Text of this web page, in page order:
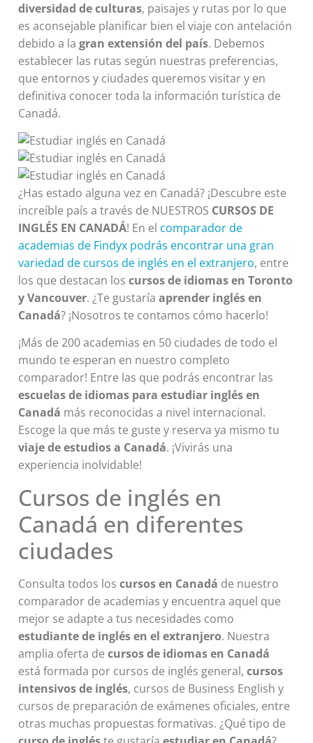
diversidad de culturas, paisajes y rutas por lo que
es aconsejable planificar bien el viaje con antelación
debido a lagran extensión del país. Debemos
establecer las rutas según nuestras preferencias,
que entornos y ciudades queremos visitar y en
definitiva conocer toda la información turística de
Canadá.
¿Has estado alguna vez en Canadá? ¡Descubre este
increíble país a través de NUESTROS CURSOS DE
INGLÉS EN CANADÁ! En el comparador de
academias de Findyx podrás encontrar una gran
variedad de cursos de inglés en el extranjero, entre
los que destacan loscursos de idiomas en Toronto
y Vancouver. ¿Te gustaríaaprender inglés en
Canadá? ¡Nosotros te contamos cómo hacerlo!
¡Más de 200 academias en 50 ciudades de todo el
mundo te esperan en nuestro completo
comparador! Entre las que podrás encontrar las
escuelas de idiomas para estudiar inglés en
Canadá más reconocidas a nivel internacional.
Escoge la que más te guste y reserva ya mismo tu
viaje de estudios a Canadá. ¡Vivirás una
experiencia inolvidable!
Cursos de inglés en
Canadá en diferentes
ciudades
Consulta todos loscursos en Canadá de nuestro
comparador de academias y encuentra aquel que
mejor se adapte a tus necesidades como
estudiante de inglés en el extranjero. Nuestra
amplia oferta decursos de idiomas en Canadá
está formada por cursos de inglés general,cursos
intensivos de inglés, cursos de Business English y
cursos de preparación de exámenes oficiales, entre
otras muchas propuestas formativas. ¿Qué tipo de